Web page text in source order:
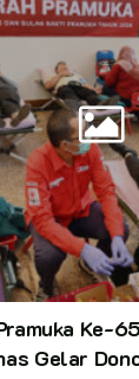
pewarta
Ke-
Gelar